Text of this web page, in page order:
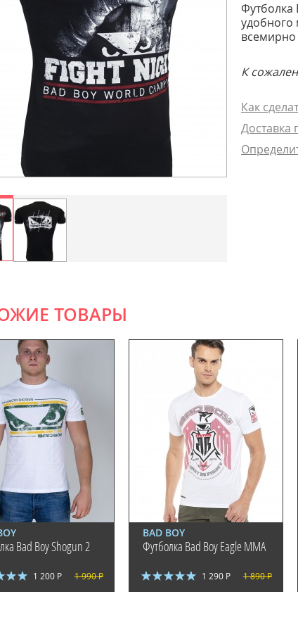
Футболка
удобного
всемирно
К
Как
Доставка
ТОВАРЫ
Bad Boy Shogun 2
1 200 Р 1 990 Р
BAD BOY
Футболка Bad Boy Eagle MMA
1 290 Р 1 890 Р